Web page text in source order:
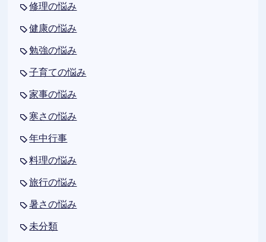
修理の悩み
健康の悩み
勉強の悩み
子育ての悩み
家事の悩み
寒さの悩み
年中行事
料理の悩み
旅行の悩み
暑さの悩み
未分類